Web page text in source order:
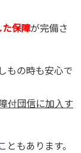
保障が完備さ
もの時も安心で
付団信に加入す
こともあります。